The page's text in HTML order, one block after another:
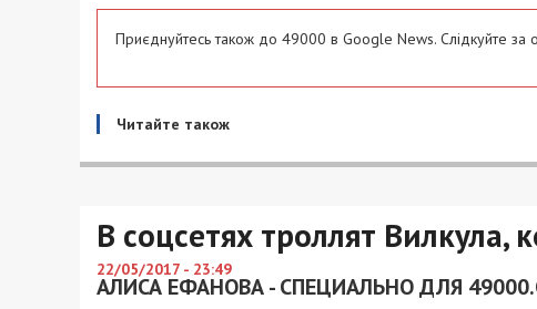
Приєднуйтесь також до 49000 в Google News. Слідкуйте за
Читайте також
В соцсетях троллят
22/05/2017 - 23:49
АЛИСА ЕФАНОВА - СПЕЦИАЛЬНО ДЛЯ